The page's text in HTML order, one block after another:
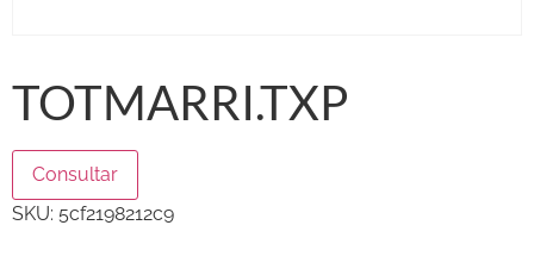
TOTMARRI.TXP
Consultar
SKU: 5cf2198212c9